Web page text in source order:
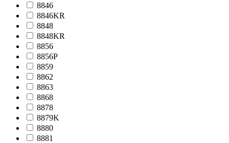
8846
8846KR
8848
8848KR
8856
8856P
8859
8862
8863
8868
8878
8879K
8880
8881